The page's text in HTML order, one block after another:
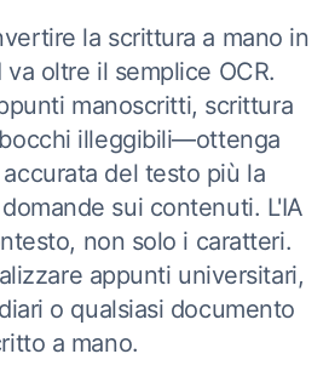
la scrittura a mano in
oltre il semplice OCR.
manoscritti, scrittura
illeggibili—ottenga
del testo più la
sui contenuti. L'IA
non solo i caratteri.
appunti universitari,
o qualsiasi documento
a mano.